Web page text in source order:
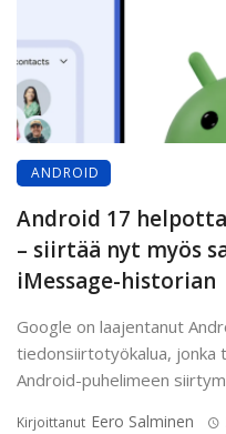
ANDROID
Android 17
– siirtää nyt myös
iMessage-historian
Google on laajentanut
tiedonsiirtotyökalua, jonka
Android-puhelimeen
Kirjoittanut Eero Salminen